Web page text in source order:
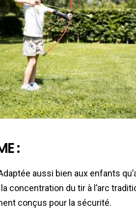
:
aussi bien aux enfants
concentration du tir à l’arc
conçus pour la sécurité.